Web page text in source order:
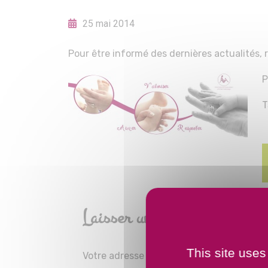
25 mai 2014
Pour être informé des dernières actualités,
l’article
Laisser un commentaire
Votre adresse e-mail ne sera pas publiée.
This site